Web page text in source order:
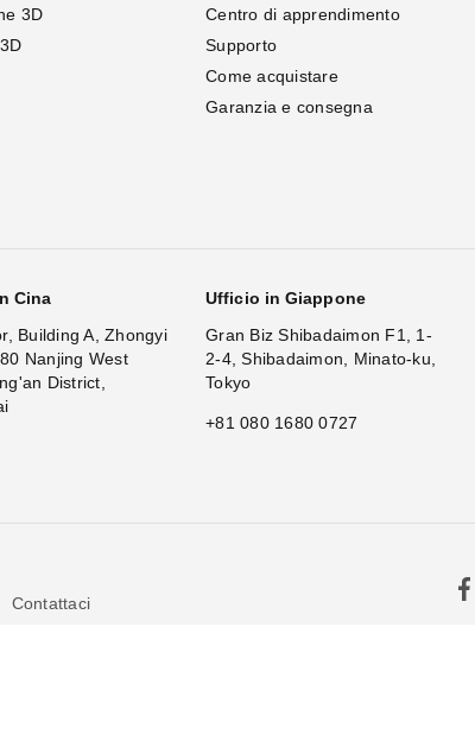
3D
Centro di apprendimento
Supporto
Come acquistare
Garanzia e consegna
Cina
Building A, Zhongyi
Nanjing West
District,
Ufficio in Giappone
Gran Biz Shibadaimon F1, 1-
2-4, Shibadaimon, Minato-ku,
Tokyo
+81 080 1680 0727
Contattaci